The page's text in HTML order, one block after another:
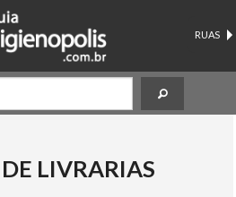
RUAS
LIVRARIAS